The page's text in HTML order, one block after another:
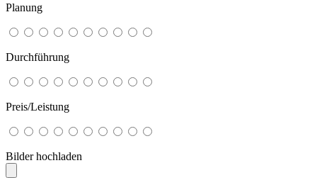
Planung
Durchführung
Preis/Leistung
Bilder hochladen